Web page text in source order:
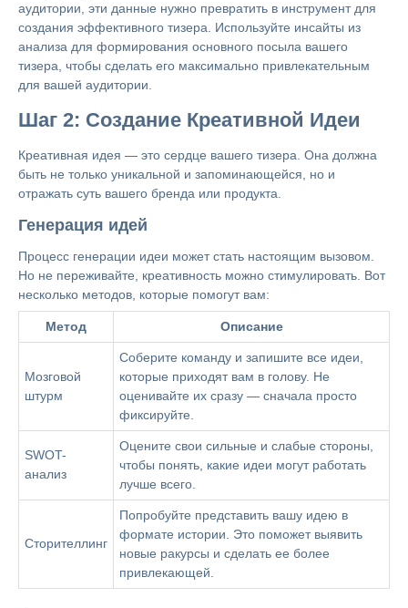
аудитории, эти данные нужно превратить в инструмент для
создания эффективного тизера. Используйте инсайты из
анализа для формирования основного посыла вашего
тизера, чтобы сделать его максимально привлекательным
для вашей аудитории.
Шаг 2: Создание Креативной Идеи
Креативная идея — это сердце вашего тизера. Она должна
быть не только уникальной и запоминающейся, но и
отражать суть вашего бренда или продукта.
Генерация идей
Процесс генерации идеи может стать настоящим вызовом.
Но не переживайте, креативность можно стимулировать. Вот
несколько методов, которые помогут вам:
Метод Описание
Мозговой
штурм
Соберите команду и запишите все идеи,
которые приходят вам в голову. Не
оценивайте их сразу — сначала просто
фиксируйте.
SWOT-
анализ
Оцените свои сильные и слабые стороны,
чтобы понять, какие идеи могут работать
лучше всего.
Сторителлинг
Попробуйте представить вашу идею в
формате истории. Это поможет выявить
новые ракурсы и сделать ее более
привлекающей.